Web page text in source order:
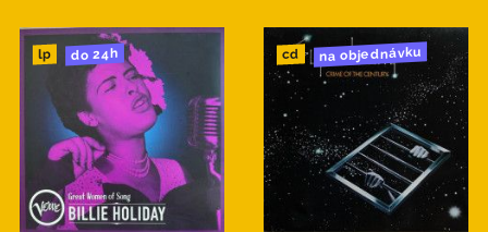
lp do 24h cd na objednávku